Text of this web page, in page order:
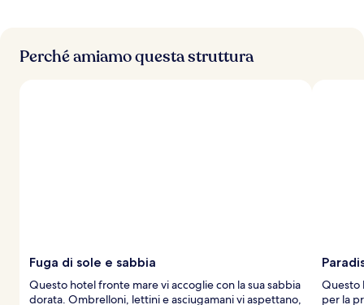
Perché amiamo questa struttura
Fuga di sole e sabbia
Questo hotel fronte mare vi accoglie con la sua sabbia
dorata. Ombrelloni, lettini e asciugamani vi aspettano,
Questo
per la